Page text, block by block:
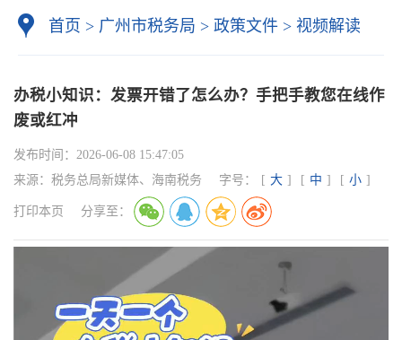
首页 > 广州市税务局 > 政策文件 > 视频解读
办税小知识：发票开错了怎么办？手把手教您在线作
废或红冲
发布时间： 2026-06-08 15:47:05
来源： 税务总局新媒体、海南税务 字号： [ 大 ] [ 中 ] [ 小 ]
打印本页 分享至：